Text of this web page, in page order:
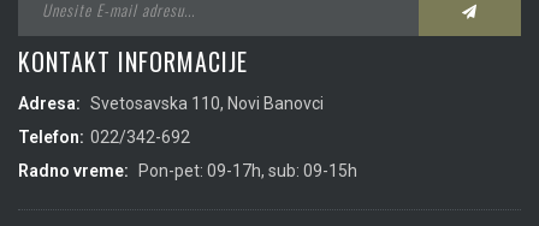
KONTAKT INFORMACIJE
Adresa: Svetosavska 110, Novi Banovci
Telefon: 022/342-692
Radno vreme:
Pon-pet: 09-17h, sub: 09-15h